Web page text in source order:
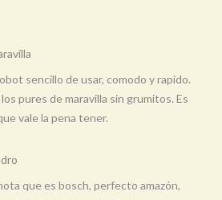
sencillo de usar, comodo y rapido.
pures de maravilla sin grumitos. Es
vale la pena tener.
que es bosch, perfecto amazón,